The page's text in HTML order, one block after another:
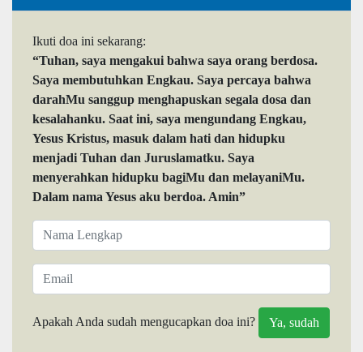
Ikuti doa ini sekarang:
“Tuhan, saya mengakui bahwa saya orang berdosa.
Saya membutuhkan Engkau. Saya percaya bahwa
darahMu sanggup menghapuskan segala dosa dan
kesalahanku. Saat ini, saya mengundang Engkau,
Yesus Kristus, masuk dalam hati dan hidupku
menjadi Tuhan dan Juruslamatku. Saya
menyerahkan hidupku bagiMu dan melayaniMu.
Dalam nama Yesus aku berdoa. Amin”
Apakah Anda sudah mengucapkan doa ini?